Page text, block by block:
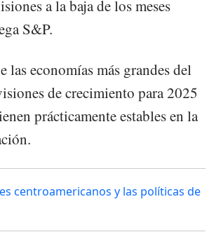
a la baja de los meses
S&P.
las economías más grandes del
de crecimiento para 2025
prácticamente estables en la
centroamericanos y las políticas de